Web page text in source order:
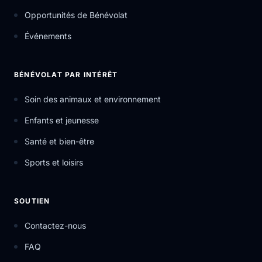
Opportunités de Bénévolat
Événements
BÉNÉVOLAT PAR INTÉRÊT
Soin des animaux et environnement
Enfants et jeunesse
Santé et bien-être
Sports et loisirs
SOUTIEN
Contactez-nous
FAQ